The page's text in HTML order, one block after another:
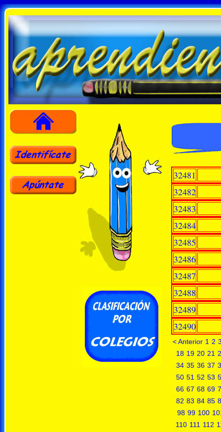
32481
32482
32483
32484
32485
32486
32487
32488
32489
32490
< Anterior 1 2
18 19 20 21
34 35 36 37
50 51 52 53
66 67 68 69
82 83 84 85
98 99 100
110 111 112